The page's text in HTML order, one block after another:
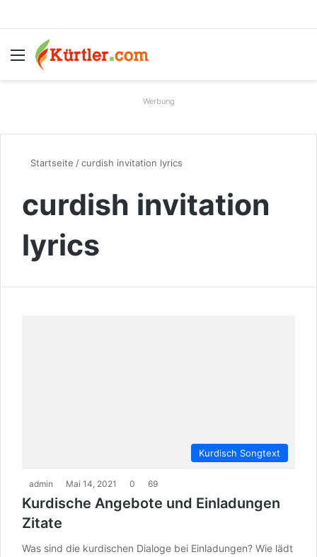
Menü
Werbung
Startseite /curdish invitation lyrics
curdish invitation
lyrics
Kurdisch Songtext
admin Mai 14, 2021 0 69
Kurdische Angebote und Einladungen
Zitate
Was sind die kurdischen Dialoge bei Einladungen? Wie lädt